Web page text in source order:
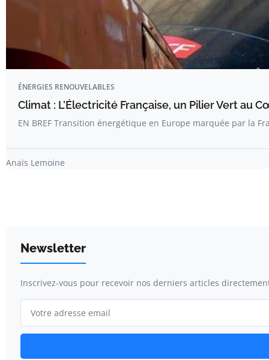
ÉNERGIES RENOUVELABLES
Climat : L’Électricité Française, un Pilier Vert au
EN BREF Transition énergétique en Europe marquée par la
Anaïs Lemoine
Newsletter
Inscrivez-vous pour recevoir nos derniers articles